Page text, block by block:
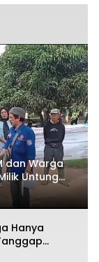
dan Warga
Untung
Hanya